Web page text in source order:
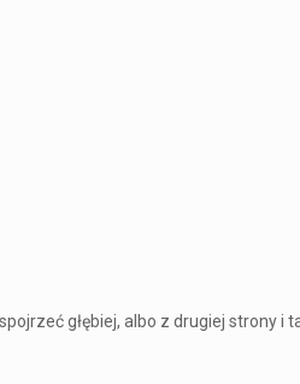
głębiej, albo z drugiej strony i